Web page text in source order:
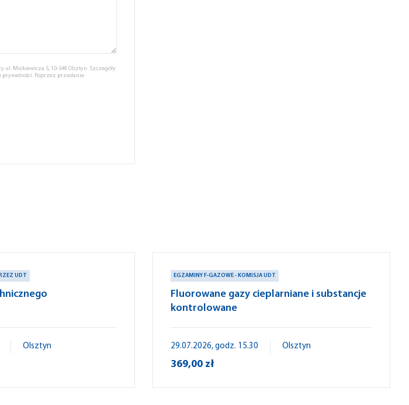
Mickiewicza 5, 10-548 Olsztyn. Szczegóły
prywatności. Poprzez przesłanie
UDT
Olsztyn
EGZAMINY F-GAZOWE - KOMISJA UDT
Fluorowane gazy cieplarniane i substancje
kontrolowane
29.07.2026, godz. 15.30 Olsztyn
369,00 zł